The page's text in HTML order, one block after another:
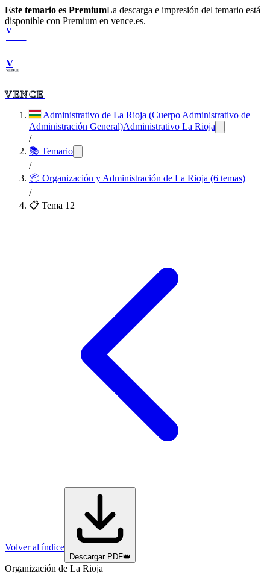
Este temario es PremiumLa descarga e impresión del temario está
disponible con Premium en vence.es.
V
V
VENCE
VENCE
Administrativo de La Rioja (Cuerpo Administrativo de
Administración General)Administrativo La Rioja
/
📚 Temario
/
📦 Organización y Administración de La Rioja (6 temas)
/
📋 Tema 12
Volver al índice
Descargar PDF👑
Organización de La Rioja